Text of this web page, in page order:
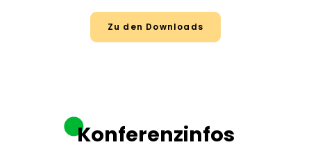
Zu den Downloads
Konferenzinfos